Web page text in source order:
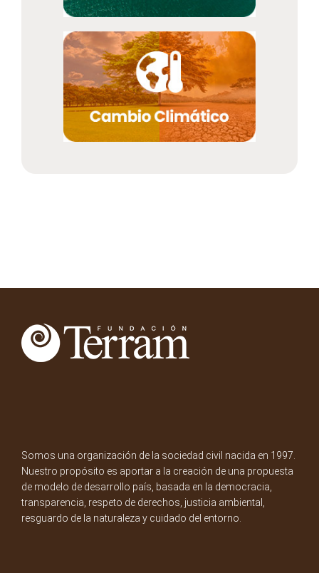
Somos una organización de la sociedad civil nacida en 1997.
Nuestro propósito es aportar a la creación de una propuesta
de modelo de desarrollo país, basada en la democracia,
transparencia, respeto de derechos, justicia ambiental,
resguardo de la naturaleza y cuidado del entorno.